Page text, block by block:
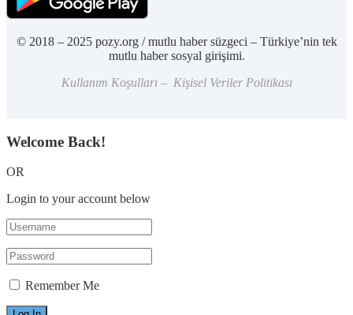
© 2018 – 2025 pozy.org / mutlu haber süzgeci – Türkiye’nin tek
mutlu haber sosyal girişimi.
Kullanım Koşulları – Kişisel Veriler Politikası
Welcome Back!
OR
Login to your account below
Remember Me